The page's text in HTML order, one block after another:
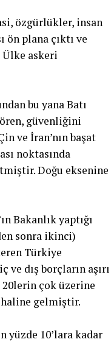
özgürlükler, insan
plana çıktı ve
Ülke askeri
bu yana Batı
güvenliğini
ve İran’nın başat
noktasında
Doğu eksenine
Bakanlık yaptığı
sonra ikinci)
Türkiye
dış borçların aşırı
çok üzerine
haline gelmiştir.
yüzde 10’lara kadar